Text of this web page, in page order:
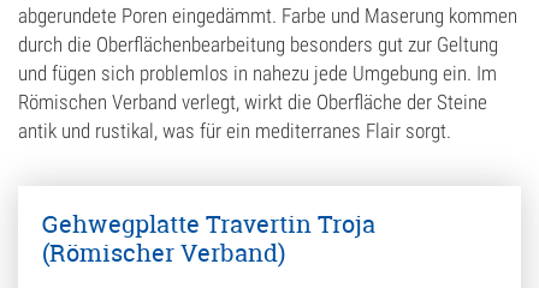
abgerundete Poren eingedämmt. Farbe und Maserung kommen
durch die Oberflächenbearbeitung besonders gut zur Geltung
und fügen sich problemlos in nahezu jede Umgebung ein. Im
Römischen Verband verlegt, wirkt die Oberfläche der Steine
antik und rustikal, was für ein mediterranes Flair sorgt.
Gehwegplatte Travertin Troja
(Römischer Verband)